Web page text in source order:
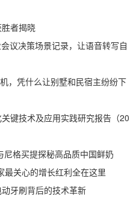
者揭晓
议决策场景记录，让语音转写自
，凭什么让别墅和民宿主纷纷下
键技术及应用实践研究报告（20
格买提探秘高品质中国鲜奶
关心的增长红利全在这里
牙刷背后的技术革新